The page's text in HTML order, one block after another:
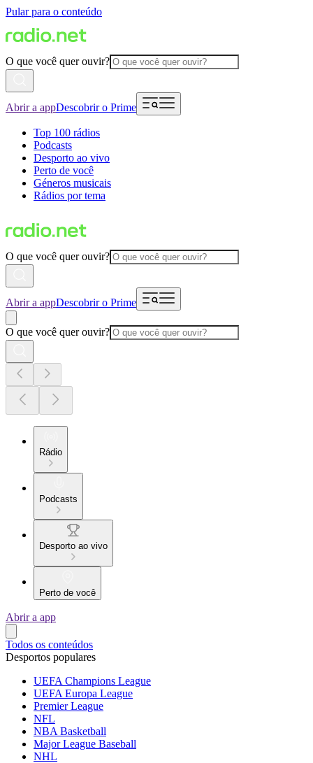
Pular para o conteúdo
O que você quer ouvir?
Abrir a appDescobrir o Prime
Top 100 rádios
Podcasts
Desporto ao vivo
Perto de você
Géneros musicais
Rádios por tema
O que você quer ouvir?
Abrir a appDescobrir o Prime
O que você quer ouvir?
Rádio
Podcasts
Desporto ao vivo
Perto de você
Abrir a app
Todos os conteúdos
Desportos populares
UEFA Champions League
UEFA Europa League
Premier League
NFL
NBA Basketball
Major League Baseball
NHL